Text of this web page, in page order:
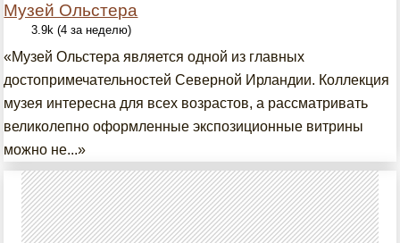
Музей Ольстера
3.9k (4 за неделю)
«Музей Ольстера является одной из главных
достопримечательностей Северной Ирландии. Коллекция
музея интересна для всех возрастов, а рассматривать
великолепно оформленные экспозиционные витрины
можно не...»